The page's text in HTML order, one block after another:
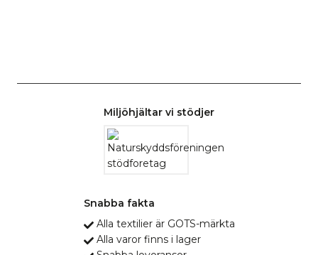
Miljöhjältar vi stödjer
Snabba fakta
Alla textilier är GOTS-märkta
Alla varor finns i lager